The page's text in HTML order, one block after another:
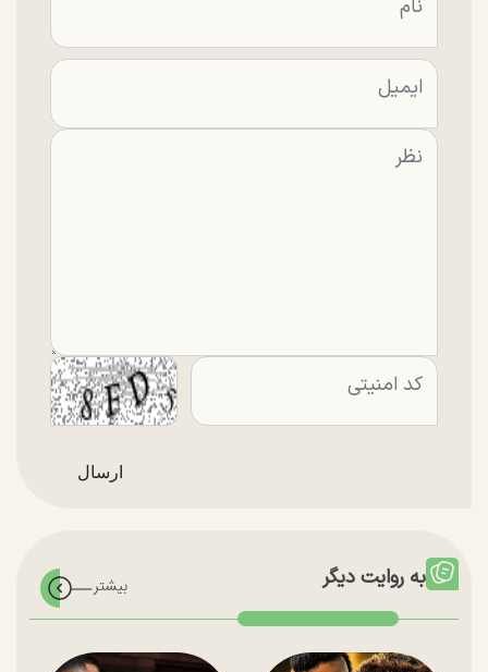
به روایت دیگر